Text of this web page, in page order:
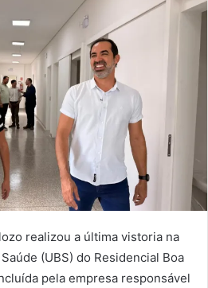
realizou a última vistoria na
(UBS) do Residencial Boa
pela empresa responsável